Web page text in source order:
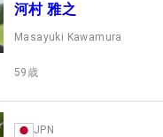
河村 雅之
Masayuki Kawamura
59 歳
JPN